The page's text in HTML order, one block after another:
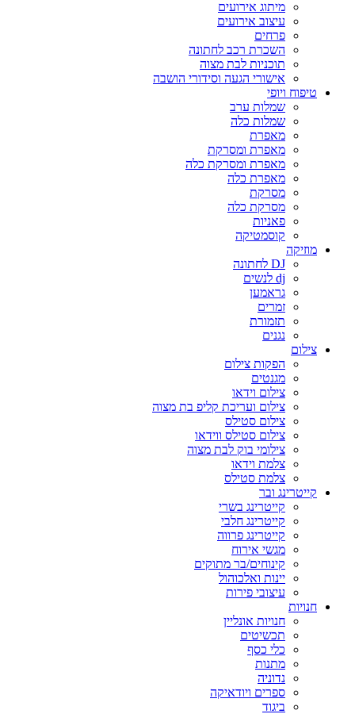
מיתוג אירועים
עיצוב אירועים
פרחים
השכרת רכב לחתונה
תוכניות לבת מצוה
אישורי הגעה וסידורי הושבה
טיפוח ויופי
שמלות ערב
שמלות כלה
מאפרת
מאפרת ומסרקת
מאפרת ומסרקת כלה
מאפרת כלה
מסרקת
מסרקת כלה
פאניות
קוסמטיקה
מוזיקה
DJ לחתונה
dj לנשים
גראמען
זמרים
תזמורת
נגנים
צילום
הפקות צילום
מגנטים
צילום וידאו
צילום ועריכת קליפ בת מצוה
צילום סטילס
צילום סטילס ווידאו
צילומי בוק לבת מצוה
צלמת וידאו
צלמת סטילס
קייטרינג ובר
קייטרינג בשרי
קייטרינג חלבי
קייטרינג פרווה
מגשי אירוח
קינוחים/בר מתוקים
יינות ואלכוהול
עיצובי פירות
חנויות
חנויות אונליין
תכשיטים
כלי כסף
מתנות
נדוניה
ספרים ויודאיקה
ביגוד